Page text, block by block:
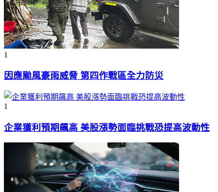
1
因應颱風豪雨威脅 第四作戰區全力防災
1
企業獲利預期飆高 美股漲勢面臨挑戰恐提高波動性